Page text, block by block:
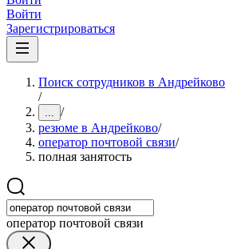
Войти
Зарегистрироваться
Поиск сотрудников в Андрейково
/
... /
резюме в Андрейково/
оператор почтовой связи/
полная занятость
оператор почтовой связи